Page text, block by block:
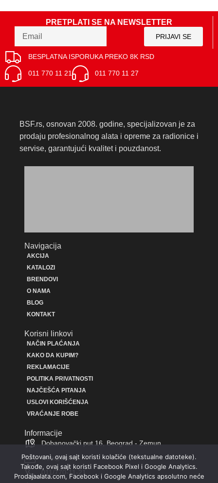
PRETPLATI SE NA NEWSLETTER
PRIJAVI SE
BESPLATNA ISPORUKA PREKO 8K RSD
011 770 11 21 011 770 11 27
BSF.rs, osnovan 2008. godine, specijalizovan je za
prodaju profesionalnog alata i opreme za radionice i
servise, garantujući kvalitet i pouzdanost.
Navigacija
AKCIJA
KATALOZI
BRENDOVI
O NAMA
BLOG
KONTAKT
Korisni linkovi
NAČIN PLAĆANJA
KAKO DA KUPIM?
REKLAMACIJE
POLITIKA PRIVATNOSTI
NAJČEŠĆA PITANJA
USLOVI KORIŠĆENJA
VRAĆANJE ROBE
Informacije
Dobanovački put 16, Beograd - Zemun
web@bsf.rs
011/770-11-21
Poštovani, ovaj sajt koristi kolačiće (tekstualne datoteke).
Takođe, ovaj sajt koristi Facebook Pixel i Google Analytics.
Prodajaalata.com, Facebook i Google Analytics apsolutno neće